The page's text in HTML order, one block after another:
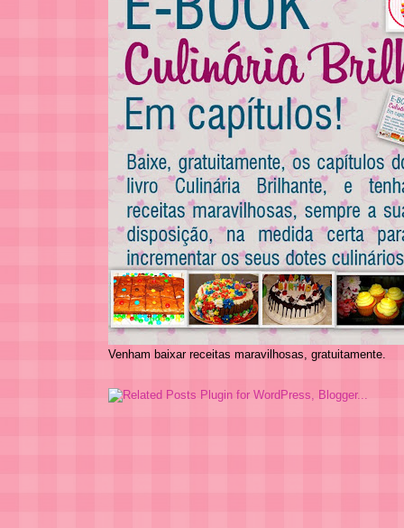
Venham baixar receitas maravilhosas, gratuitamente.